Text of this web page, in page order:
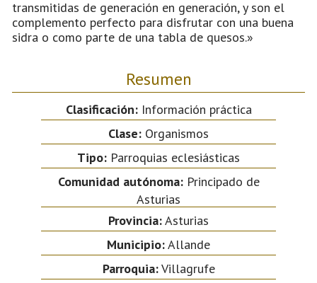
transmitidas de generación en generación, y son el
complemento perfecto para disfrutar con una buena
sidra o como parte de una tabla de quesos.»
Resumen
Clasificación:Información práctica
Clase: Organismos
Tipo: Parroquias eclesiásticas
Comunidad autónoma:Principado de
Asturias
Provincia:Asturias
Municipio:Allande
Parroquia:Villagrufe